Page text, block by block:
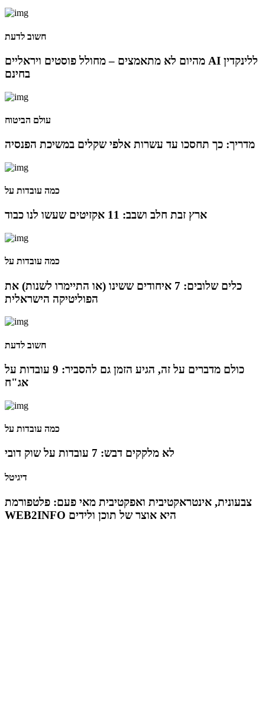
Value Creation ב-AION Labs
מהייטק להאד-טק: זו הבכירה שתנהל את מטח
04 ספט 2025
התפקיד החדש של הילה קורח
מינוי חדש לתפקיד סמנכ"לית המרכז הישראלי לחדשנות
בחינוך
הילה פרידמן שניהלה את שירות הלקוחות בחברת Wolt,
טל בן-ניסן זיו מונתה למנהלת תוכנית ההאצה 8200EISP
ג'וינט-ישראל
מועצת המנהלים של מטח, המרכז לטכנולוגיה חינוכית
מתברכת בשלושה מינויים חדשים
חשוב לדעת
מהיום לא מתאמצים – מחולל פוסטים ויראליים AI ללינקדין
בחינם
עולם הביטוח
מדריך: כך תחסכו עד עשרות אלפי שקלים במשיכת הפנסיה
כמה עובדות על
ארץ זבת חלב ושבב: 11 אקזיטים שעשו לנו כבוד
כמה עובדות על
כלים שלובים: 7 איחודים ששינו (או התיימרו לשנות) את
הפוליטיקה הישראלית
חשוב לדעת
כולם מדברים על זה, הגיע הזמן גם להסביר: 9 עובדות על
אג"ח
כמה עובדות על
לא מלקקים דבש: 7 עובדות על שוק דובי
דיגיטל
צבעונית, אינטראקטיבית ואפקטיבית מאי פעם: פלטפורמת
WEB2INFO היא אוצר של תוכן ולידים